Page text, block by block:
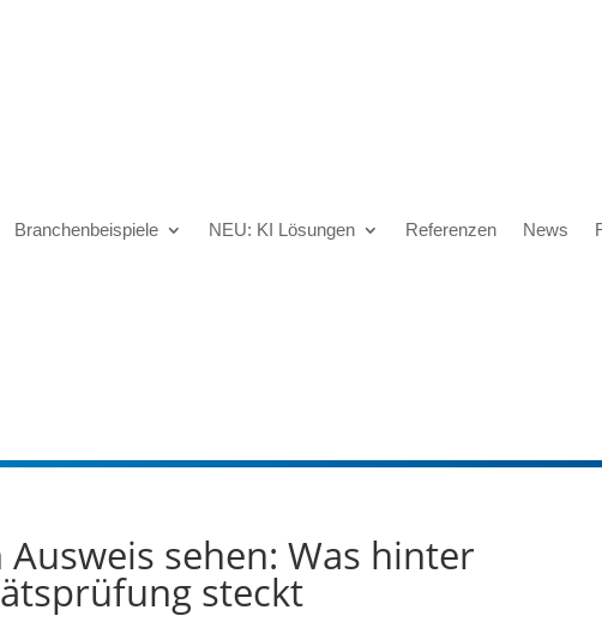
Branchenbeispiele NEU: KI Lösungen Referenzen News
sehen: Was hinter
steckt